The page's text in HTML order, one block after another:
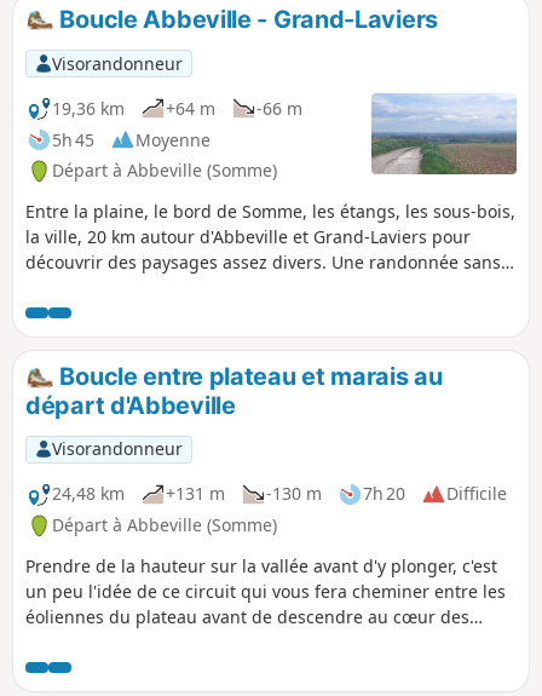
Boucle Abbeville - Grand-Laviers
Visorandonneur
19,36 km
+64 m
-66 m
5h 45
Moyenne
Départ à Abbeville (Somme)
Entre la plaine, le bord de Somme, les étangs, les sous-bois,
la ville, 20 km autour d'Abbeville et Grand-Laviers pour
découvrir des paysages assez divers. Une randonnée sans
printemps (ou de toute autre saison pourvu que vous soyez
équipé en conséquence).
Boucle entre plateau et marais au
départ d'Abbeville
Visorandonneur
24,48 km
+131 m -130 m 7h 20
Difficile
Départ à Abbeville (Somme)
Prendre de la hauteur sur la vallée avant d'y plonger, c'est
un peu l'idée de ce circuit qui vous fera cheminer entre les
éoliennes du plateau avant de descendre au cœur des
parcours qui monte et qui descend, 2 fois !